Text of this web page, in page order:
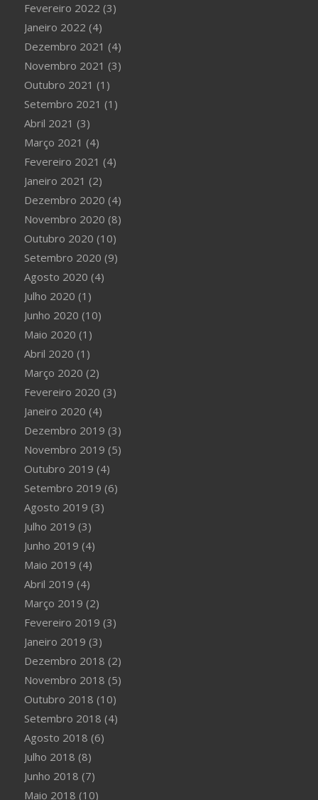
Fevereiro 2022 (3)
Janeiro 2022 (4)
Dezembro 2021 (4)
Novembro 2021 (3)
Outubro 2021 (1)
Setembro 2021 (1)
Abril 2021 (3)
Março 2021 (4)
Fevereiro 2021 (4)
Janeiro 2021 (2)
Dezembro 2020 (4)
Novembro 2020 (8)
Outubro 2020 (10)
Setembro 2020 (9)
Agosto 2020 (4)
Julho 2020 (1)
Junho 2020 (10)
Maio 2020 (1)
Abril 2020 (1)
Março 2020 (2)
Fevereiro 2020 (3)
Janeiro 2020 (4)
Dezembro 2019 (3)
Novembro 2019 (5)
Outubro 2019 (4)
Setembro 2019 (6)
Agosto 2019 (3)
Julho 2019 (3)
Junho 2019 (4)
Maio 2019 (4)
Abril 2019 (4)
Março 2019 (2)
Fevereiro 2019 (3)
Janeiro 2019 (3)
Dezembro 2018 (2)
Novembro 2018 (5)
Outubro 2018 (10)
Setembro 2018 (4)
Agosto 2018 (6)
Julho 2018 (8)
Junho 2018 (7)
Maio 2018 (10)